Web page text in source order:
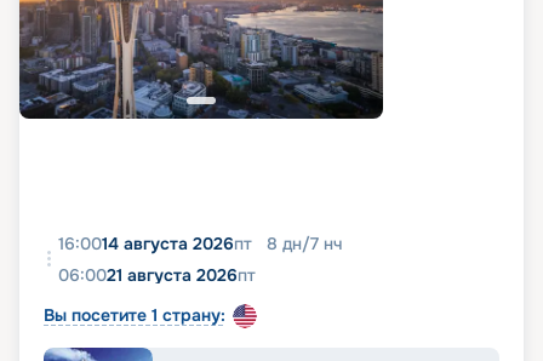
16:0014 августа 2026пт 8 дн/7 нч
06:0021 августа 2026пт
Вы посетите 1 страну: